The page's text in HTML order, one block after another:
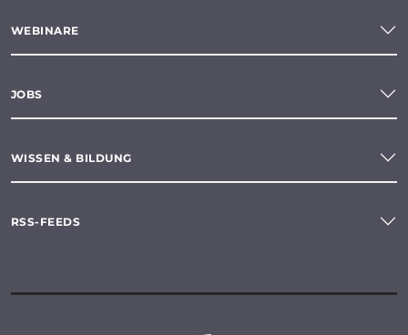
WEBINARE
JOBS
WISSEN & BILDUNG
RSS-FEEDS